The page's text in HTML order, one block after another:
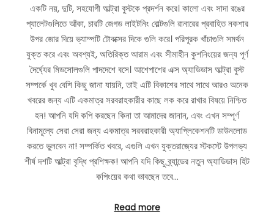
একটি নয়, দুটি, সহযোগী আল্ট্রা বুস্টকে প্রদর্শন করে। কালো এবং সাদা রঙের
প্যালেটগুলিতে আঁকা, চারটি জেগড লাইটনিং বোল্টগুলি রানারের প্রবাহিত নকশার
উপর জোর দিয়ে ভ্যাম্পটি টোবক্সের দিকে গুলি করে। পরিপূরক খাঁচাগুলি সমর্থন
যুক্ত করে এবং অবশ্যই, অতিরিক্ত আরাম এবং সীমাহীন কুশনিংয়ের জন্য পূর্ণ
দৈর্ঘ্যের মিডসোলগুলি পাদদেশে বসে। আশেপাশের এক্স অ্যাডিডাস আল্ট্রা বুস্ট
সম্পর্কে খুব বেশি কিছু জানা যায়নি, তাই এটি বিকাশের সাথে সাথে আরও অনেক
খবরের জন্য এটি একমাত্র সরবরাহকারীর কাছে লক করে রাখার বিষয়ে নিশ্চিত
হন! আপনি যদি কপি করছেন কিনা তা আমাদের জানান, এবং এখন সম্পূর্ণ
বিনামূল্যে সেরা সেরা জন্য একমাত্র সরবরাহকারী অ্যাপ্লিকেশনটি ডাউনলোড
করতে ভুলবেন না! সম্পর্কিত খবরে, এগুলি এখন যুক্তরাজ্যের স্টকস্টে উপলভ্য
শীর্ষ দশটি আল্ট্রা বৃদ্ধি প্রশিক্ষক! আপনি যদি কিছু ব্র্যান্ডের নতুন অ্যাডিডাস হিট
কপিংয়ের কথা ভাবছেন তবে…
Read more